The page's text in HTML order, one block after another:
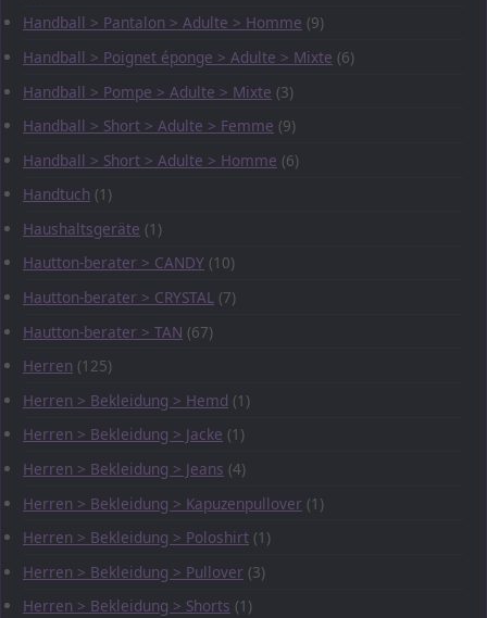
Handball > Pantalon > Adulte > Homme (9)
Handball > Poignet éponge > Adulte > Mixte (6)
Handball > Pompe > Adulte > Mixte (3)
Handball > Short > Adulte > Femme (9)
Handball > Short > Adulte > Homme (6)
Handtuch (1)
Haushaltsgeräte (1)
Hautton-berater > CANDY (10)
Hautton-berater > CRYSTAL (7)
Hautton-berater > TAN (67)
Herren (125)
Herren > Bekleidung > Hemd (1)
Herren > Bekleidung > Jacke (1)
Herren > Bekleidung > Jeans (4)
Herren > Bekleidung > Kapuzenpullover (1)
Herren > Bekleidung > Poloshirt (1)
Herren > Bekleidung > Pullover (3)
Herren > Bekleidung > Shorts (1)